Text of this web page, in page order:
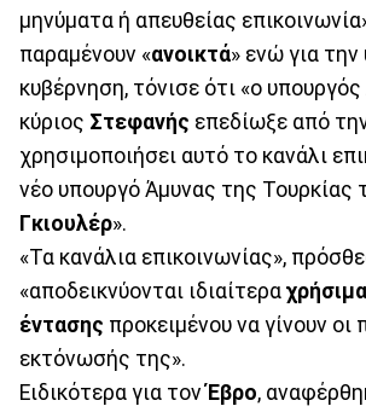
μηνύματα ή απευθείας
παραμένουν «ανοικτά» ενώ για
κυβέρνηση, τόνισε ότι «ο
κύριος Στεφανής επεδίωξε από
χρησιμοποιήσει αυτό το κανάλι
νέο υπουργό Άμυνας της Τουρκίας
Γκιουλέρ».
«Τα κανάλια επικοινωνίας»,
«αποδεικνύονται ιδιαίτερα χρήσιμα
έντασης προκειμένου να γίνουν οι
εκτόνωσής της».
Ειδικότερα για τονΈβρο,